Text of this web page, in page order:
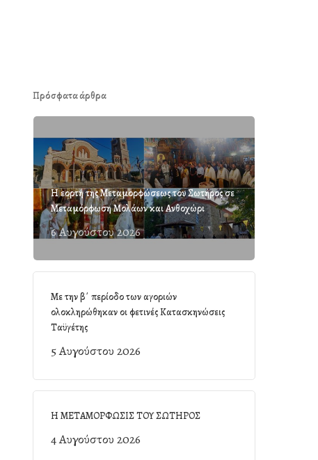
Πρόσφατα άρθρα
Η εορτή της Μεταμορφώσεως του Σωτήρος σε
Μεταμόρφωση Μολάων και Ανθοχώρι
6 Αυγούστου 2026
Με την β΄ περίοδο των αγοριών
ολοκληρώθηκαν οι φετινές Κατασκηνώσεις
Ταϋγέτης
5 Αυγούστου 2026
Η ΜΕΤΑΜΟΡΦΩΣΙΣ ΤΟΥ ΣΩΤΗΡΟΣ
4 Αυγούστου 2026